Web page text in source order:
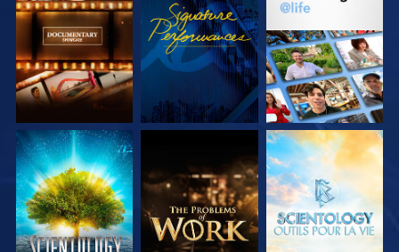
DÉCOUVRIR LES
SÉRIES
REGARDER
DÉCOUVRIR LES
DÉCOUVRIR LES
SÉRIES
DÉCOUVRIR LES
SÉRIES
DÉCOUVRIR LES
SÉRIES